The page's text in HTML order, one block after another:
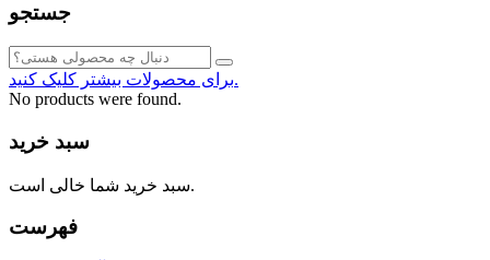
جستجو
برای محصولات بیشتر کلیک کنید.
No products were found.
سبد خرید
سبد خرید شما خالی است.
فهرست